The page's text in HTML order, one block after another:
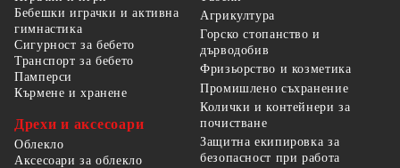
Бебешки играчки и активна
гимнастика
Сигурност за бебето
Транспорт за бебето
Памперси
Кърмене и хранене
Дрехи и аксесоари
Облекло
Аксесоари за облекло
Агрикултура
Горско стопанство и
дърводобив
Фризьорство и козметика
Промишлено съхранение
Колички и контейнери за
почистване
Защитна екипировка за
безопасност при работа